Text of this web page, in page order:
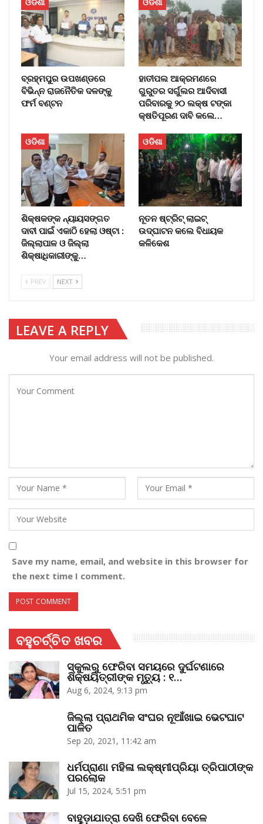
ବ୍ରହ୍ମପୁର ଉପଖଣ୍ଡରେ
ବିଭିନ୍ନ ରାଜନୈତିକ ଦଳଙ୍କୁ
ଫର୍ମ ବଣ୍ଟନ
ହାତୀପଲ ଆକ୍ରମଣରେ
ଗୁରୁତର ସର୍ଗୁଲର ଆଦିବାସୀ
ପରିବାରକୁ ୨୦ ଲକ୍ଷ ଟଙ୍କା
କ୍ଷତିପୂରଣ ଦାବି କଲେ…
ଓଡିଶା
ଶିକ୍ଷକଙ୍କ ନ୍ୟାୟସଙ୍ଗତ
ଦାବୀ ପାଇଁ ଏକାଠି ହେଲା ଓଷ୍ଟା :
ଜିଲ୍ଲାପାଳ ଓ ଜିଲ୍ଲା
ଶିକ୍ଷାଧିକାରୀଙ୍କୁ…
ଓଡିଶା
ନୂତନ ଷ୍ଟ୍ରିଟ୍ ଲାଇଟ୍‌
ଉଦ୍‌ଘାଟନ କଲେ ବିଧାୟକ
କଳିକେଶ
PREV NEXT
LEAVE A REPLY
Your email address will not be published.
Save my name, email, and website in this browser for
the next time I comment.
ବହୁଚର୍ଚ୍ଚିତ ଖବର
ସ୍କୁଲରୁ ଫେରିବା ସମୟରେ ଦୁର୍ଘଟଣାରେ
ଶିକ୍ଷୟିତ୍ରୀଙ୍କ ମୃତ୍ୟୁ : ୧…
Aug 6, 2024, 9:13 pm
ଜିଲ୍ଲା ପ୍ରାଥମିକ ସଂଘର ନୂଆଁଖାଇ ଭେଟଘାଟ
ପାଳିତ
Sep 20, 2021, 11:42 am
ଧର୍ମପ୍ରାଣା ମହିଳା ଲକ୍ଷ୍ମୀପ୍ରିୟା ତ୍ରିପାଠୀଙ୍କ
ପରଲୋକ
Jul 15, 2024, 5:51 pm
ବାହୁଡ଼ାଯାତ୍ରା ଦେଖି ଫେରିବା ବେଳେ